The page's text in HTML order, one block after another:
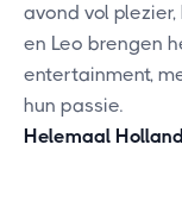
avond vol
en Leo brengen
entertainment,
hun passie.
Helemaal